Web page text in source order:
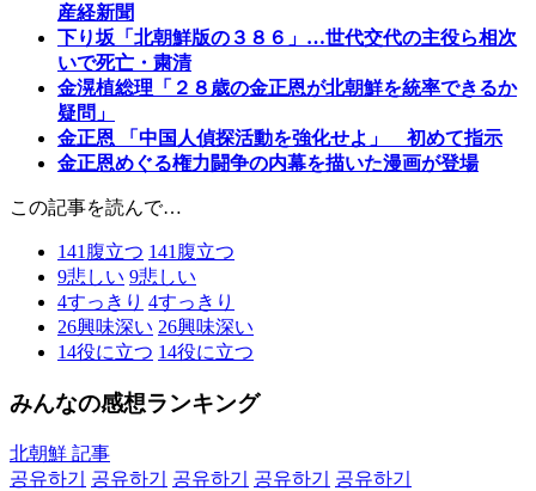
産経新聞
下り坂「北朝鮮版の３８６」…世代交代の主役ら相次
いで死亡・粛清
金滉植総理「２８歳の金正恩が北朝鮮を統率できるか
疑問」
金正恩 「中国人偵探活動を強化せよ」 初めて指示
金正恩めぐる権力闘争の内幕を描いた漫画が登場
この記事を読んで…
141 腹立つ 141 腹立つ
9悲しい 9悲しい
4すっきり 4すっきり
26興味深い 26興味深い
14役に立つ 14役に立つ
みんなの感想ランキング
北朝鮮 記事
공유하기
공유하기 공유하기 공유하기
공유하기